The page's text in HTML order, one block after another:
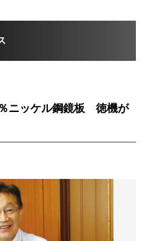
ニッケル鋼鏡板 徳機が